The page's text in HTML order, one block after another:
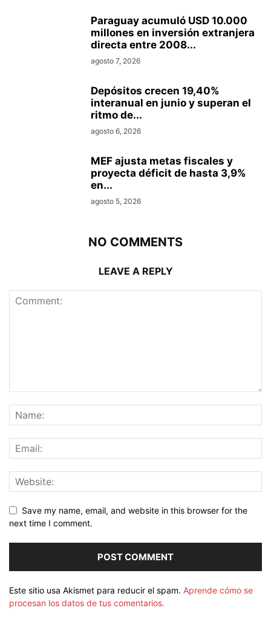
Paraguay acumuló USD 10.000
millones en inversión extranjera
directa entre 2008...
agosto 7, 2026
Depósitos crecen 19,40%
interanual en junio y superan el
ritmo de...
agosto 6, 2026
MEF ajusta metas fiscales y
proyecta déficit de hasta 3,9%
en...
agosto 5, 2026
NO COMMENTS
LEAVE A REPLY
Save my name, email, and website in this browser for the
next time I comment.
Este sitio usa Akismet para reducir el spam. Aprende cómo se
procesan los datos de tus comentarios.